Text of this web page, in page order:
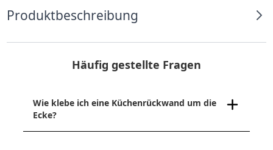
Produktbeschreibung
Häufig gestellte Fragen
Wie klebe ich eine Küchenrückwand um die
Ecke?